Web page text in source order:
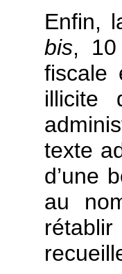
Enfin,
bis, 10
fiscale
illicite
texte
d’une
au